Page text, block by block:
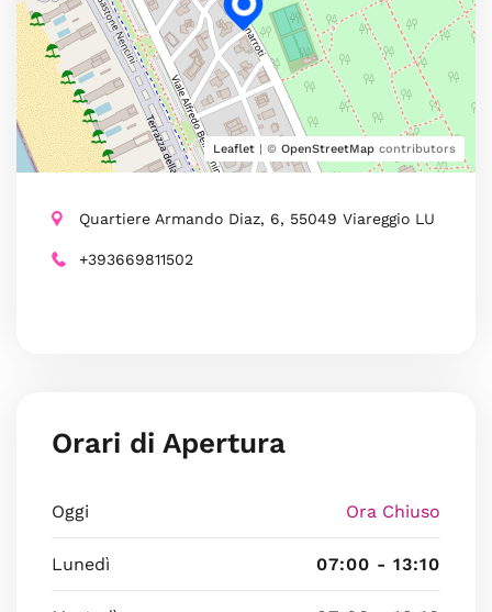
Leaflet | © OpenStreetMap contributors
Quartiere Armando Diaz, 6, 55049 Viareggio LU
+393669811502
Orari di Apertura
Oggi Ora Chiuso
Lunedì 07:00 - 13:10